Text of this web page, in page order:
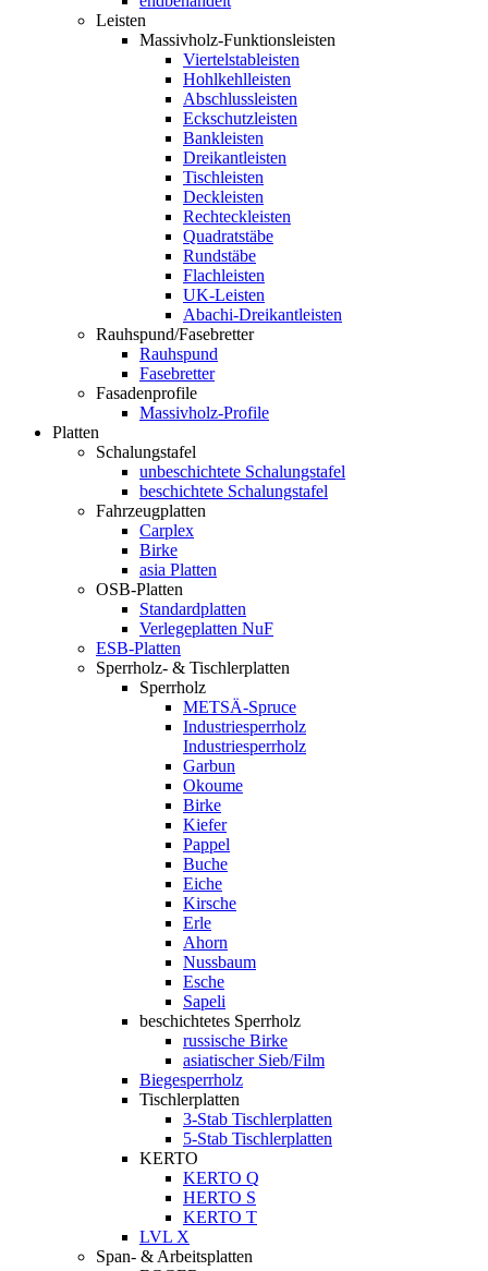
Leisten
Massivholz-Funktionsleisten
Viertelstableisten
Hohlkehlleisten
Abschlussleisten
Eckschutzleisten
Bankleisten
Dreikantleisten
Tischleisten
Deckleisten
Rechteckleisten
Quadratstäbe
Rundstäbe
Flachleisten
UK-Leisten
Abachi-Dreikantleisten
Rauhspund/Fasebretter
Rauhspund
Fasebretter
Fasadenprofile
Massivholz-Profile
Platten
Schalungstafel
unbeschichtete Schalungstafel
beschichtete Schalungstafel
Fahrzeugplatten
Carplex
Birke
asia Platten
OSB-Platten
Standardplatten
Verlegeplatten NuF
ESB-Platten
Sperrholz- & Tischlerplatten
Sperrholz
METSÄ-Spruce
Industriesperrholz
Industriesperrholz
Garbun
Okoume
Birke
Kiefer
Pappel
Buche
Eiche
Kirsche
Erle
Ahorn
Nussbaum
Esche
Sapeli
beschichtetes Sperrholz
russische Birke
asiatischer Sieb/Film
Biegesperrholz
Tischlerplatten
3-Stab Tischlerplatten
5-Stab Tischlerplatten
KERTO
KERTO Q
HERTO S
KERTO T
LVL X
Span- & Arbeitsplatten